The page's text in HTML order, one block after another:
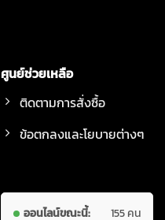
ศูนย์ช่วยเหลือ
ติดตามการสั่งซื้อ
ข้อตกลงและโยบายต่างๆ
ออนไลน์ขณะนี้:
155 คน